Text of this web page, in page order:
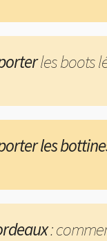
les boots
les
: